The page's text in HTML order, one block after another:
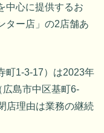
中心に提供するお
ター店」の2店舗あ
町1-3-17）は2023年
島市中区基町6-
店理由は業務の継続